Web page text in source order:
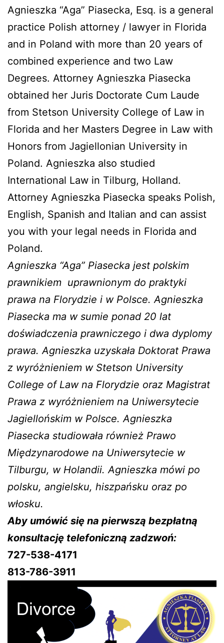
Agnieszka “Aga” Piasecka, Esq. is a general
practice Polish attorney / lawyer in Florida
and in Poland with more than 20 years of
combined experience and two Law
Degrees. Attorney Agnieszka Piasecka
obtained her Juris Doctorate Cum Laude
from Stetson University College of Law in
Florida and her Masters Degree in Law with
Honors from Jagiellonian University in
Poland. Agnieszka also studied
International Law in Tilburg, Holland.
Attorney Agnieszka Piasecka speaks Polish,
English, Spanish and Italian and can assist
you with your legal needs in Florida and
Poland.
Agnieszka “Aga” Piasecka jest polskim
prawnikiem uprawnionym do praktyki
prawa na Florydzie i w Polsce. Agnieszka
Piasecka ma w sumie ponad 20 lat
doświadczenia prawniczego i dwa dyplomy
prawa. Agnieszka uzyskała Doktorat Prawa
z wyróżnieniem w Stetson University
College of Law na Florydzie oraz Magistrat
Prawa z wyróżnieniem na Uniwersytecie
Jagiellońskim w Polsce. Agnieszka
Piasecka studiowała również Prawo
Międzynarodowe na Uniwersytecie w
Tilburgu, w Holandii. Agnieszka mówi po
polsku, angielsku, hiszpańsku oraz po
włosku.
Aby umówić się na pierwszą bezpłatną
konsultację telefoniczną zadzwoń:
727-538-4171
813-786-3911